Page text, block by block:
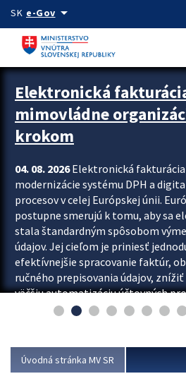
Preskocit na hlavný obsah
SK e-Govarrow_drop_down
Zastavit automatický posun upútavok
Elektronická
mimovládne
krokom
04. 08. 2026Elektronická fakturácia
modernizácie systému DPH a
procesov v celej Európskej únii.
postupne smerujú k tomu, aby sa
stala štandardným spôsobom
údajov. Jej cieľom je priniesť
efektívnejšie spracovanie faktúr,
ručného prepisovania údajov,
väčšiu automatizáciu účtovných
fakturácia preto nepredstavuje...
Úvodná stránka MV SR